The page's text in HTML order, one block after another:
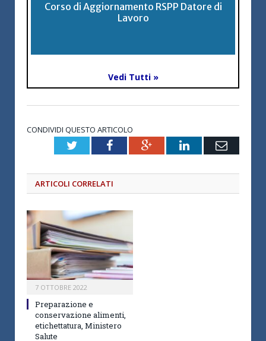
Corso di Aggiornamento RSPP Datore di
Lavoro
Vedi Tutti »
CONDIVIDI QUESTO ARTICOLO
TwitterFacebookGoogle+LinkedInEmail
ARTICOLI CORRELATI
7 OTTOBRE 2022
Preparazione e
conservazione alimenti,
etichettatura, Ministero
Salute